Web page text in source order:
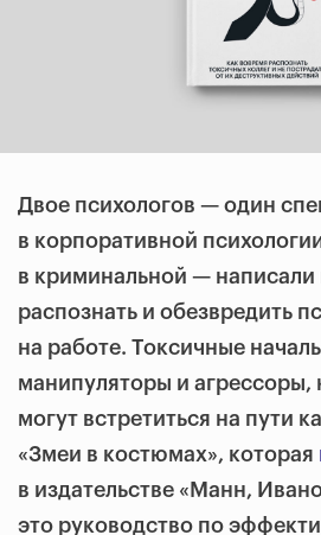
Двое психологов — один
в корпоративной
в криминальной — написали
распознать и обезвредить
на работе. Токсичные
манипуляторы и агрессоры,
могут встретиться на пути
«Змеи в костюмах», которая
в издательстве «Манн,
это руководство по